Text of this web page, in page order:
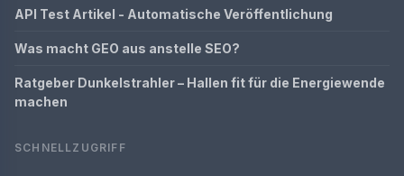
API Test Artikel - Automatische Veröffentlichung
Was macht GEO aus anstelle SEO?
Ratgeber Dunkelstrahler – Hallen fit für die Energiewende
machen
SCHNELLZUGRIFF